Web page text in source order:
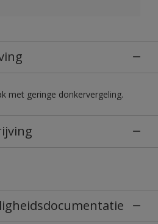
met geringe donkervergeling.